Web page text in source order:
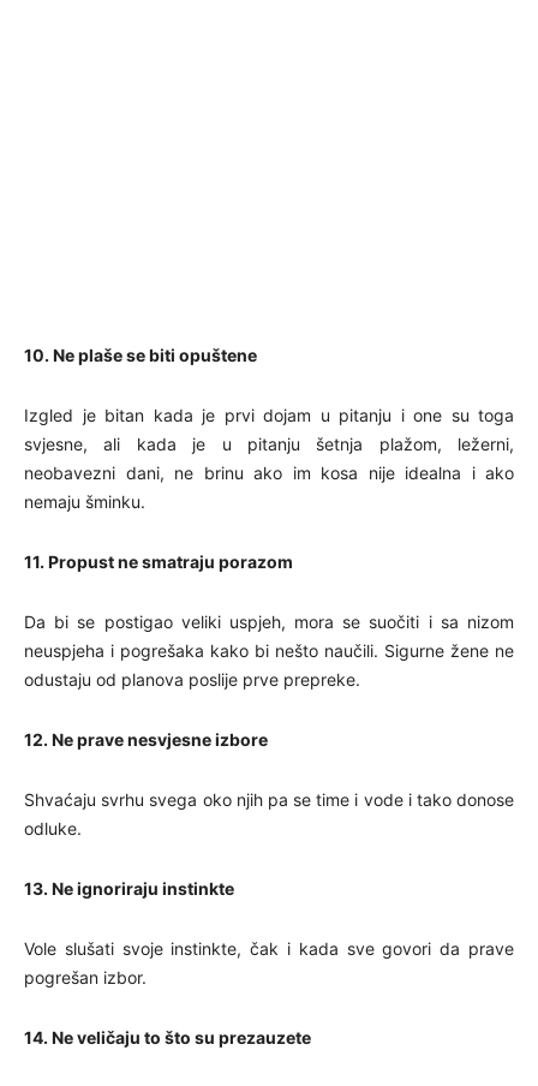
10. Ne plaše se biti opuštene
Izgled je bitan kada je prvi dojam u pitanju i one su toga
svjesne, ali kada je u pitanju šetnja plažom, ležerni,
neobavezni dani, ne brinu ako im kosa nije idealna i ako
nemaju šminku.
11. Propust ne smatraju porazom
Da bi se postigao veliki uspjeh, mora se suočiti i sa nizom
neuspjeha i pogrešaka kako bi nešto naučili. Sigurne žene ne
odustaju od planova poslije prve prepreke.
12. Ne prave nesvjesne izbore
Shvaćaju svrhu svega oko njih pa se time i vode i tako donose
odluke.
13. Ne ignoriraju instinkte
Vole slušati svoje instinkte, čak i kada sve govori da prave
pogrešan izbor.
14. Ne veličaju to što su prezauzete